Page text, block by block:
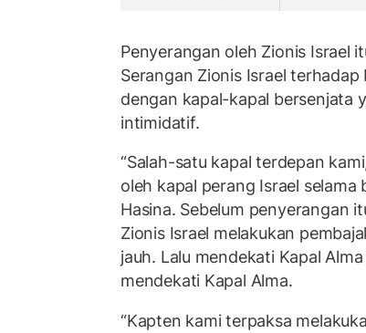
Penyerangan oleh Zionis Israel
Serangan Zionis Israel
dengan kapal-kapal bersenjata
intimidatif.
“Salah-satu kapal terdepan
oleh kapal perang Israel selama
Hasina. Sebelum penyerangan
Zionis Israel melakukan
jauh. Lalu mendekati Kapal
mendekati Kapal Alma.
“Kapten kami terpaksa